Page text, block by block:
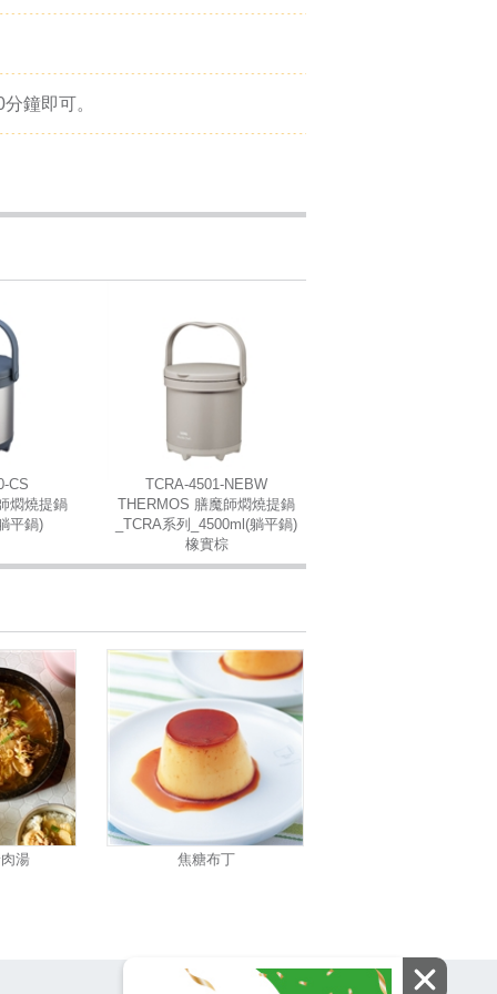
鐘即可。
CS
燜燒提鍋
平鍋)
TCRA-4501-NEBW
THERMOS 膳魔師燜燒提鍋
_TCRA系列_4500ml(躺平鍋)
橡實棕
湯 焦糖布丁